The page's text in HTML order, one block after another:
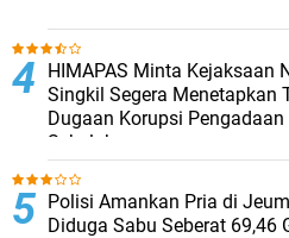
HIMAPAS Minta Kejaksaan
Singkil Segera Menetapkan
Dugaan Korupsi Pengadaan
Sekolah
Polisi Amankan Pria di
Diduga Sabu Seberat 69,46